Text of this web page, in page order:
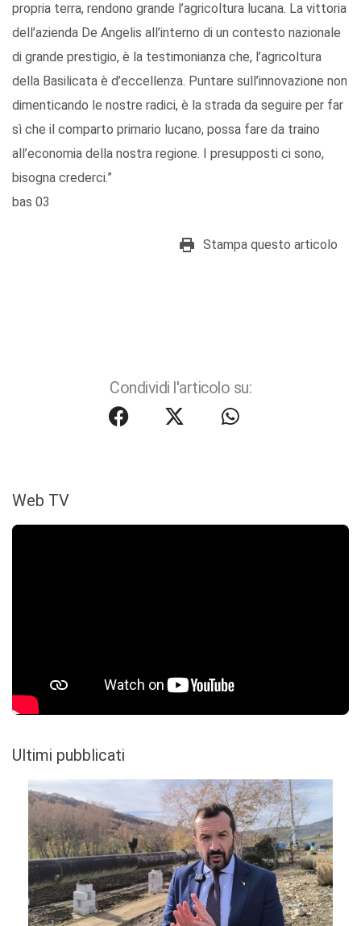
propria terra, rendono grande l’agricoltura lucana. La vittoria
dell’azienda De Angelis all’interno di un contesto nazionale
di grande prestigio, è la testimonianza che, l’agricoltura
della Basilicata è d’eccellenza. Puntare sull’innovazione non
dimenticando le nostre radici, è la strada da seguire per far
sì che il comparto primario lucano, possa fare da traino
all’economia della nostra regione. I presupposti ci sono,
bisogna crederci.”
bas 03
Stampa questo articolo
Condividi l'articolo su:
Web TV
Ultimi pubblicati